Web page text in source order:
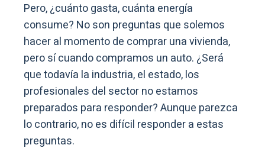
Pero, ¿cuánto gasta, cuánta energía
consume? No son preguntas que solemos
hacer al momento de comprar una vivienda,
pero sí cuando compramos un auto. ¿Será
que todavía la industria, el estado, los
profesionales del sector no estamos
preparados para responder? Aunque parezca
lo contrario, no es difícil responder a estas
preguntas.